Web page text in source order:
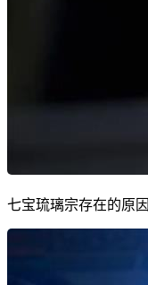
七宝琉璃宗存在的原因